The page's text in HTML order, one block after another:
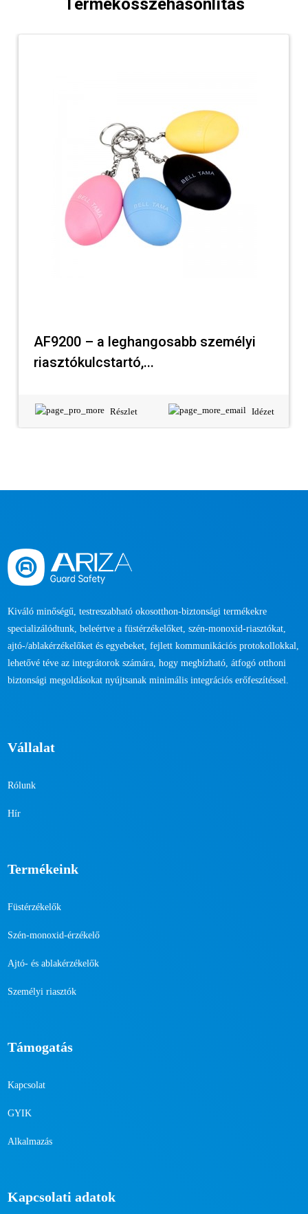
Termékösszehasonlítás
AF9200 – a leghangosabb személyi
riasztókulcstartó,...
Részlet Idézet
Kiváló minőségű, testreszabható okosotthon-biztonsági termékekre
specializálódtunk, beleértve a füstérzékelőket, szén-monoxid-riasztókat,
ajtó-/ablakérzékelőket és egyebeket, fejlett kommunikációs protokollokkal,
lehetővé téve az integrátorok számára, hogy megbízható, átfogó otthoni
biztonsági megoldásokat nyújtsanak minimális integrációs erőfeszítéssel.
Vállalat
Rólunk
Hír
Termékeink
Füstérzékelők
Szén-monoxid-érzékelő
Ajtó- és ablakérzékelők
Személyi riasztók
Támogatás
Kapcsolat
GYIK
Alkalmazás
Kapcsolati adatok